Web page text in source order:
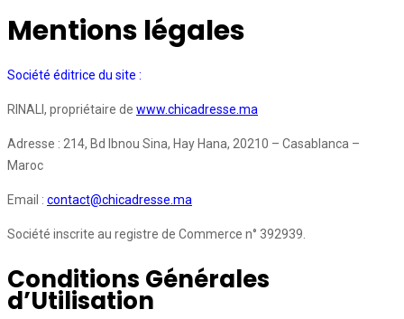
Mentions légales
Société éditrice du site :
RINALI, propriétaire de www.chicadresse.ma
Adresse : 214, Bd Ibnou Sina, Hay Hana, 20210 – Casablanca –
Maroc
Email : contact@chicadresse.ma
Société inscrite au registre de Commerce n° 392939.
Conditions Générales
d’Utilisation